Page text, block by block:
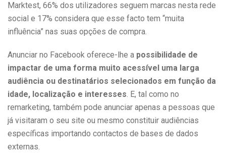
Marktest, 66% dos utilizadores seguem marcas nesta rede
social e 17% considera que esse facto tem “muita
influência” nas suas opções de compra.
Anunciar no Facebook oferece-lhe a possibilidade de
impactar de uma forma muito acessível uma larga
audiência ou destinatários selecionados em função da
idade, localização e interesses. E, tal como no
remarketing, também pode anunciar apenas a pessoas que
já visitaram o seu site ou mesmo constituir audiências
específicas importando contactos de bases de dados
externas.